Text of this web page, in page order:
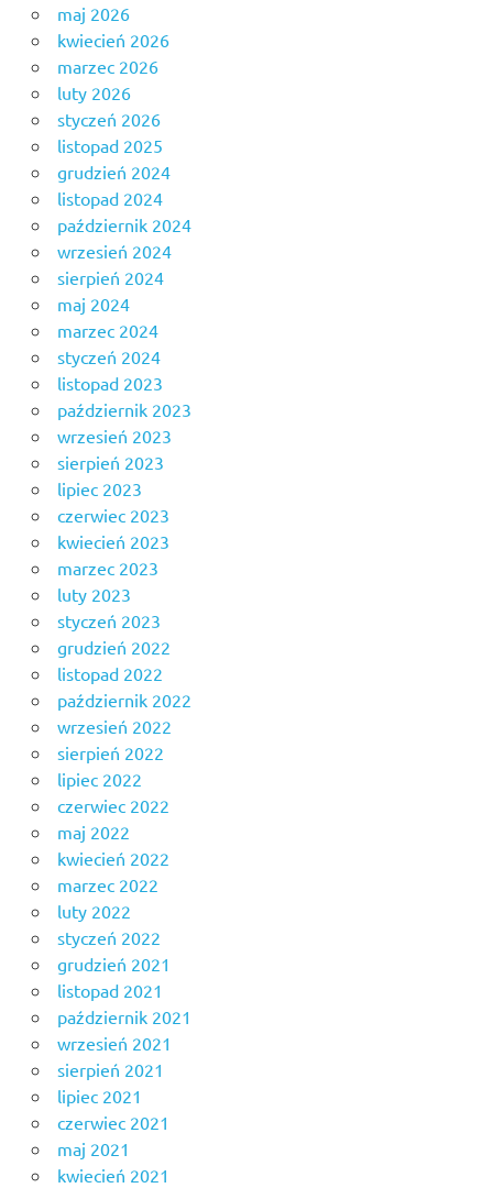
maj 2026
kwiecień 2026
marzec 2026
luty 2026
styczeń 2026
listopad 2025
grudzień 2024
listopad 2024
październik 2024
wrzesień 2024
sierpień 2024
maj 2024
marzec 2024
styczeń 2024
listopad 2023
październik 2023
wrzesień 2023
sierpień 2023
lipiec 2023
czerwiec 2023
kwiecień 2023
marzec 2023
luty 2023
styczeń 2023
grudzień 2022
listopad 2022
październik 2022
wrzesień 2022
sierpień 2022
lipiec 2022
czerwiec 2022
maj 2022
kwiecień 2022
marzec 2022
luty 2022
styczeń 2022
grudzień 2021
listopad 2021
październik 2021
wrzesień 2021
sierpień 2021
lipiec 2021
czerwiec 2021
maj 2021
kwiecień 2021